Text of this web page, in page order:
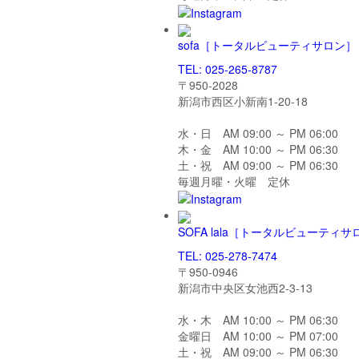
sofa ［トータルビューティサロン］
TEL: 025-265-8787
〒950-2028
新潟市西区小新南1-20-18
水・日 AM 09:00 ～ PM 06:00
木・金 AM 10:00 ～ PM 06:30
土・祝 AM 09:00 ～ PM 06:30
毎週月曜・火曜 定休
SOFA lala ［トータルビューティサ
TEL: 025-278-7474
〒950-0946
新潟市中央区女池西2-3-13
水・木 AM 10:00 ～ PM 06:30
金曜日 AM 10:00 ～ PM 07:00
土・祝 AM 09:00 ～ PM 06:30